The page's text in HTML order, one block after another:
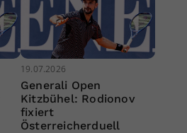
19.07.2026
Generali Open
Kitzbühel: Rodionov
fixiert
Österreicherduell